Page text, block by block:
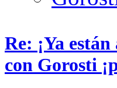
Re: ¡Ya
con Gorosti